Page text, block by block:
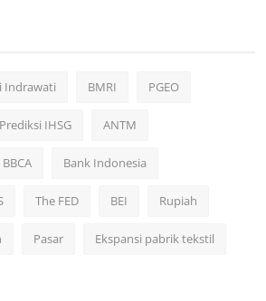
Indrawati BMRI PGEO
Prediksi IHSG ANTM
BBCA Bank Indonesia
The FED BEI Rupiah
Pasar Ekspansi pabrik tekstil